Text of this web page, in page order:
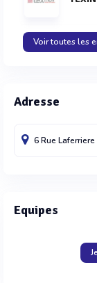
Voir toutes les
Adresse
6 Rue Laferriere
Equipes